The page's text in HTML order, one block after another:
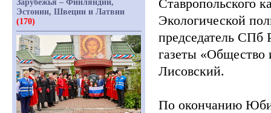
Ставропольского
Экологической
председатель
газеты «Общество
Лисовский.
По окончанию
Зарубежья – Финляндии,
Эстонии, Швеции и Латвии
(170)